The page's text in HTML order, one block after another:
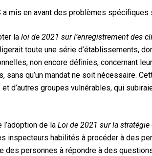
a mis en avant des problèmes
laloi de 2021 sur l’enregistrement des
toute une série d’établissements,
non encore définies, concernant
sans qu’un mandat ne soit nécessaire.
d’autres groupes vulnérables, qui
l’adoption de laLoi de 2021 sur la
inspecteurs habilités à procéder à des
des personnes à répondre à des